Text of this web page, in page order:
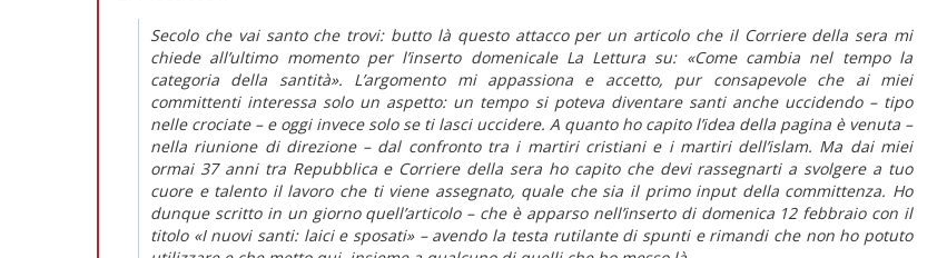
Secolo che vai santo che trovi: butto là questo attacco per un articolo che il Corriere della sera mi
chiede all’ultimo momento per l’inserto domenicale La Lettura su: «Come cambia nel tempo la
categoria della santità». L’argomento mi appassiona e accetto, pur consapevole che ai miei
committenti interessa solo un aspetto: un tempo si poteva diventare santi anche uccidendo – tipo
nelle crociate – e oggi invece solo se ti lasci uccidere. A quanto ho capito l’idea della pagina è venuta –
nella riunione di direzione – dal confronto tra i martiri cristiani e i martiri dell’islam. Ma dai miei
ormai 37 anni tra Repubblica e Corriere della sera ho capito che devi rassegnarti a svolgere a tuo
cuore e talento il lavoro che ti viene assegnato, quale che sia il primo input della committenza. Ho
dunque scritto in un giorno quell’articolo – che è apparso nell’inserto di domenica 12 febbraio con il
titolo «I nuovi santi: laici e sposati» – avendo la testa rutilante di spunti e rimandi che non ho potuto